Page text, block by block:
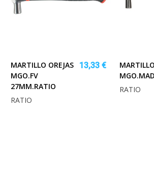
MARTILLO OREJAS
MGO.FV
27MM.RATIO
13,33 €
RATIO
RATIO